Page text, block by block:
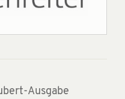
Ausgabe